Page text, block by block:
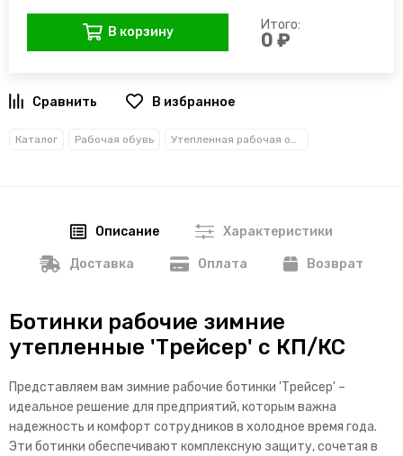
В корзину Итого:
0 ₽
В избранное
Каталог Рабочая обувь Утепленная рабочая обувь
Описание Характеристики
Доставка Оплата Возврат
Ботинки рабочие зимние
утепленные 'Трейсер' с КП/КС
Представляем вам зимние рабочие ботинки 'Трейсер' –
идеальное решение для предприятий, которым важна
надежность и комфорт сотрудников в холодное время года.
Эти ботинки обеспечивают комплексную защиту, сочетая в